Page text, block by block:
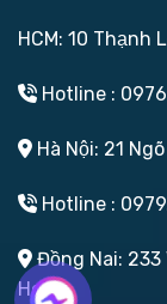
HCM: 10 Thạnh
Hotline :
Hà Nội: 21
Hotline :
Đồng Nai:
Hoà